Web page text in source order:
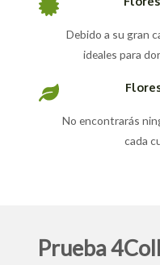
Debido a su gran
ideales para
No encontrarás
cada
Prueba